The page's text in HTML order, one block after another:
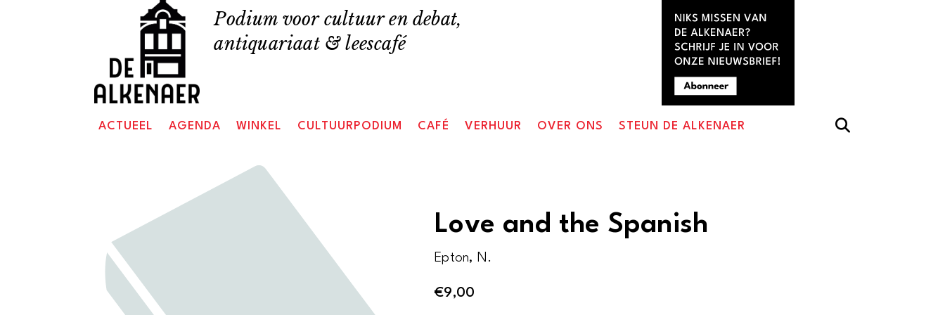
Podium voor cultuur en debat,
antiquariaat & leescafé
ACTUEEL AGENDA WINKEL CULTUURPODIUM CAFÉ VERHUUR OVER ONS STEUN DE ALKENAER
Love and the Spanish
Epton, N.
€9,00